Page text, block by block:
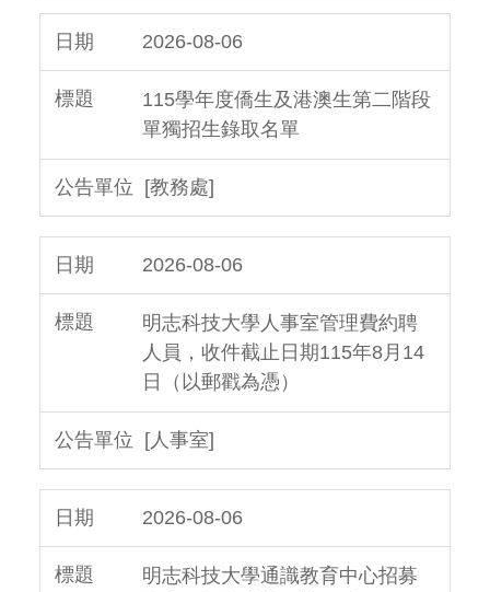
2026-08-06
115學年度僑生及港澳生第二階段
單獨招生錄取名單
[教務處]
2026-08-06
明志科技大學人事室管理費約聘
人員，收件截止日期115年8月14
日（以郵戳為憑）
[人事室]
2026-08-06
明志科技大學通識教育中心招募